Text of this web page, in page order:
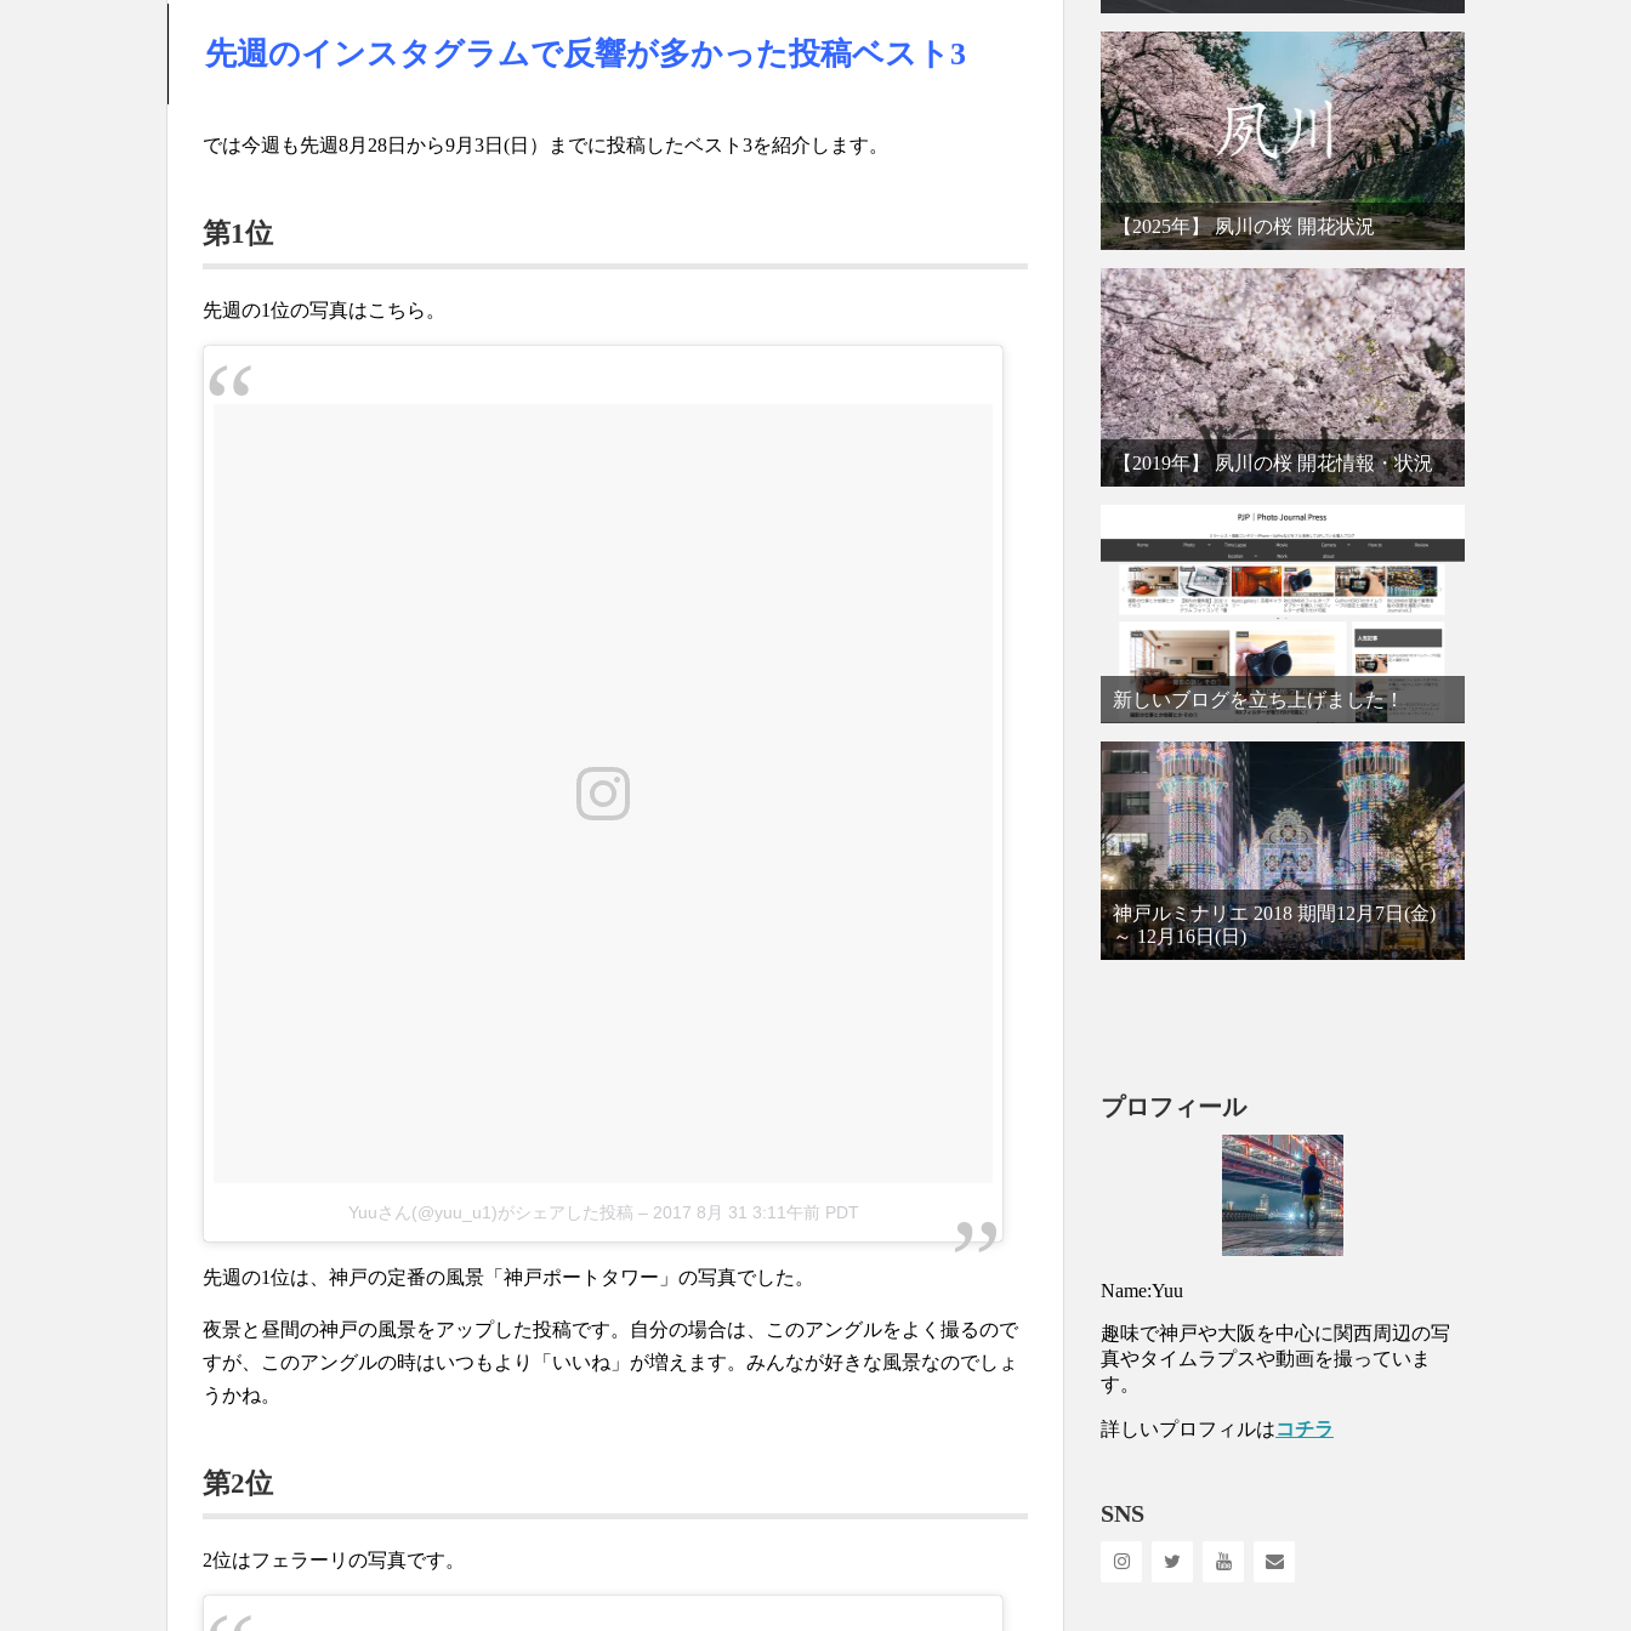
先週のインスタグラムで反響が多かった投稿ベスト3
では今週も先週8月28日から9月3日(日）までに投稿したベスト3を紹介します。
第1位
先週の1位の写真はこちら。
Yuuさん(@yuu_u1)がシェアした投稿 – 2017 8月 31 3:11午前 PDT
先週の1位は、神戸の定番の風景「神戸ポートタワー」の写真でした。
夜景と昼間の神戸の風景をアップした投稿です。自分の場合は、このアングルをよく撮るので
すが、このアングルの時はいつもより「いいね」が増えます。みんなが好きな風景なのでしょ
うかね。
第2位
2位はフェラーリの写真です。
【2025年】 夙川の桜 開花状況
【2019年】 夙川の桜 開花情報・状況
新しいブログを立ち上げました！
神戸ルミナリエ 2018 期間12月7日(金)
～ 12月16日(日)
プロフィール
Name:Yuu
趣味で神戸や大阪を中心に関西周辺の写
真やタイムラプスや動画を撮っていま
す。
詳しいプロフィルはコチラ
SNS